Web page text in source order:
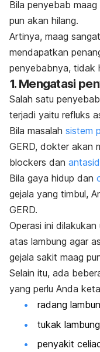
Bila penyebab
pun akan hilang.
Artinya, maag
mendapatkan
penyebabnya, tidak
1. Mengatasi
Salah satu
terjadi yaitu refluks
Bila masalah sistem
GERD, dokter akan
blockers dan
Bila gaya hidup dan
gejala yang timbul,
GERD.
Operasi ini
atas lambung agar
gejala sakit maag
Selain itu, ada
yang perlu Anda
radang
tukak
penyakit